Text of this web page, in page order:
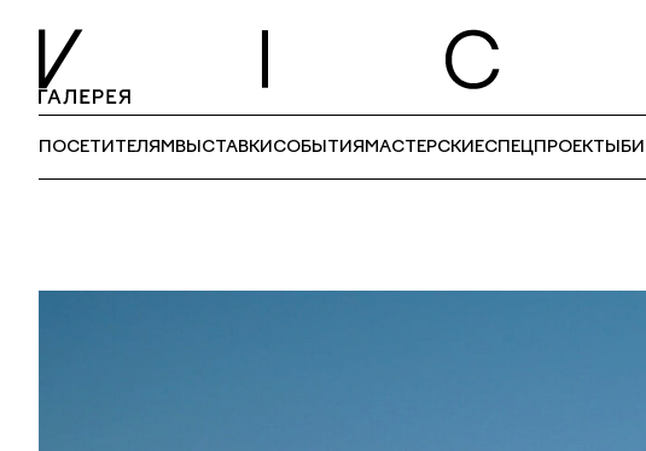
ПОСЕТИТЕЛЯМВЫСТАВКИСОБЫТИЯМАСТЕРСКИЕСПЕЦПРОЕКТЫ